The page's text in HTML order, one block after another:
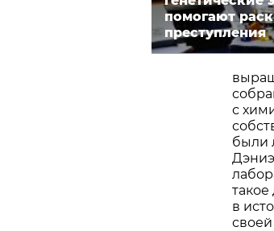
помогают
преступления
с
были
в
своей